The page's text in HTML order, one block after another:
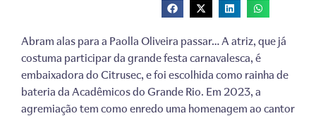
Abram alas para a Paolla Oliveira passar… A atriz, que já
costuma participar da grande festa carnavalesca, é
embaixadora do Citrusec, e foi escolhida como rainha de
bateria da Acadêmicos do Grande Rio. Em 2023, a
agremiação tem como enredo uma homenagem ao cantor